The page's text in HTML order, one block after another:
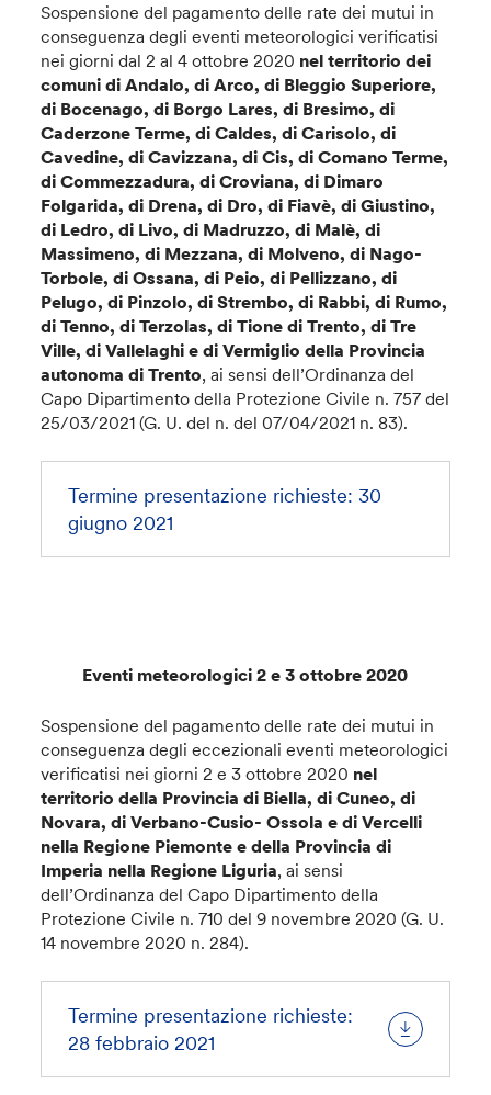
Sospensione del pagamento delle rate dei mutui in
conseguenza degli eventi meteorologici verificatisi
nei giorni dal 2 al 4 ottobre 2020 nel territorio dei
comuni di Andalo, di Arco, di Bleggio Superiore,
di Bocenago, di Borgo Lares, di Bresimo, di
Caderzone Terme, di Caldes, di Carisolo, di
Cavedine, di Cavizzana, di Cis, di Comano Terme,
di Commezzadura, di Croviana, di Dimaro
Folgarida, di Drena, di Dro, di Fiavè, di Giustino,
di Ledro, di Livo, di Madruzzo, di Malè, di
Massimeno, di Mezzana, di Molveno, di Nago-
Torbole, di Ossana, di Peio, di Pellizzano, di
Pelugo, di Pinzolo, di Strembo, di Rabbi, di Rumo,
di Tenno, di Terzolas, di Tione di Trento, di Tre
Ville, di Vallelaghi e di Vermiglio della Provincia
autonoma di Trento, ai sensi dell’Ordinanza del
Capo Dipartimento della Protezione Civile n. 757 del
25/03/2021 (G. U. del n. del 07/04/2021 n. 83).
Termine presentazione richieste: 30
giugno 2021
Eventi meteorologici 2 e 3 ottobre 2020
Sospensione del pagamento delle rate dei mutui in
conseguenza degli eccezionali eventi meteorologici
verificatisi nei giorni 2 e 3 ottobre 2020 nel
territorio della Provincia di Biella, di Cuneo, di
Novara, di Verbano-Cusio- Ossola e di Vercelli
nella Regione Piemonte e della Provincia di
Imperia nella Regione Liguria, ai sensi
dell’Ordinanza del Capo Dipartimento della
Protezione Civile n. 710 del 9 novembre 2020 (G. U.
14 novembre 2020 n. 284).
Termine presentazione richieste:
28 febbraio 2021